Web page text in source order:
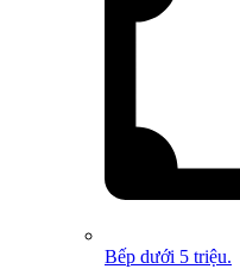
Bếp dưới 5 triệu.